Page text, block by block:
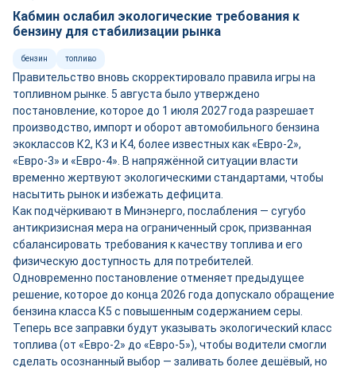
Кабмин ослабил экологические требования к
бензину для стабилизации рынка
бензин топливо
Правительство вновь скорректировало правила игры на
топливном рынке. 5 августа было утверждено
постановление, которое до 1 июля 2027 года разрешает
производство, импорт и оборот автомобильного бензина
экоклассов К2, К3 и К4, более известных как «Евро-2»,
«Евро-3» и «Евро-4». В напряжённой ситуации власти
временно жертвуют экологическими стандартами, чтобы
насытить рынок и избежать дефицита.
Как подчёркивают в Минэнерго, послабления — сугубо
антикризисная мера на ограниченный срок, призванная
сбалансировать требования к качеству топлива и его
физическую доступность для потребителей.
Одновременно постановление отменяет предыдущее
решение, которое до конца 2026 года допускало обращение
бензина класса К5 с повышенным содержанием серы.
Теперь все заправки будут указывать экологический класс
топлива (от «Евро-2» до «Евро-5»), чтобы водители смогли
сделать осознанный выбор — заливать более дешёвый, но